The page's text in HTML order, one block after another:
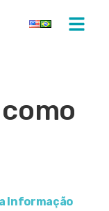
Informação